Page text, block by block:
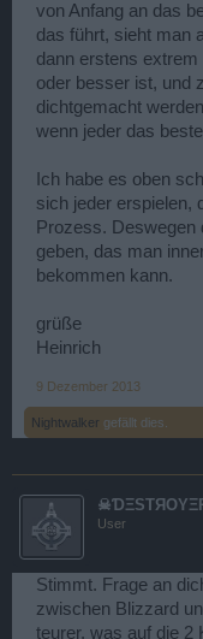
von Anfang an das
das führt, sieht man
dann erstens
oder besser ist, und
dichtgemacht
wenn jeder das
Ich habe es oben
sich jeder erspielen,
Prozess. Deswegen
geben, das man
bekommen kann.
grüße
Heinrich
9 Dezember 2013
Nightwalker gefällt dies.
User
Stimmt. Frage an
zwischen Blizzard
teurer, was auf die 2